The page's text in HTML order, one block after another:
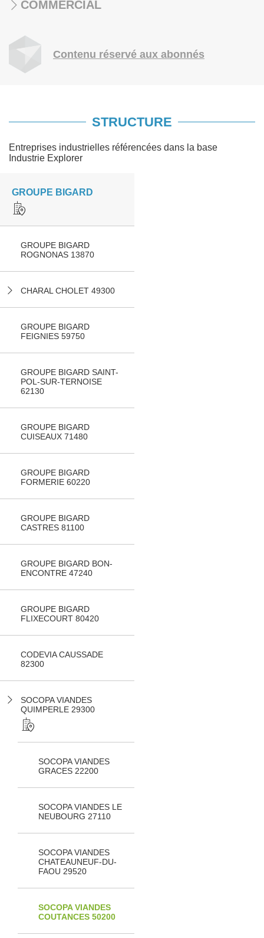
COMMERCIAL
Contenu réservé aux abonnés
STRUCTURE
Entreprises industrielles référencées dans la base
Industrie Explorer
GROUPE BIGARD
GROUPE BIGARD
ROGNONAS 13870
CHARAL CHOLET 49300
GROUPE BIGARD
FEIGNIES 59750
GROUPE BIGARD SAINT-
POL-SUR-TERNOISE
62130
GROUPE BIGARD
CUISEAUX 71480
GROUPE BIGARD
FORMERIE 60220
GROUPE BIGARD
CASTRES 81100
GROUPE BIGARD BON-
ENCONTRE 47240
GROUPE BIGARD
FLIXECOURT 80420
CODEVIA CAUSSADE
82300
SOCOPA VIANDES
QUIMPERLE 29300
SOCOPA VIANDES
GRACES 22200
SOCOPA VIANDES LE
NEUBOURG 27110
SOCOPA VIANDES
CHATEAUNEUF-DU-
FAOU 29520
SOCOPA VIANDES
COUTANCES 50200